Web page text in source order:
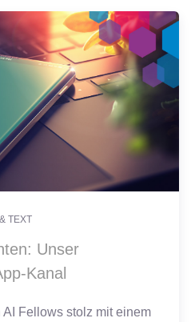
TEXT
Unser
Kanal
Fellows stolz mit einem